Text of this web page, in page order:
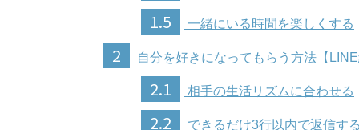
1.5 一緒にいる時間を楽しくする
2 自分を好きになってもらう方法【LINE
2.1 相手の生活リズムに合わせる
2.2 できるだけ3行以内で返信する